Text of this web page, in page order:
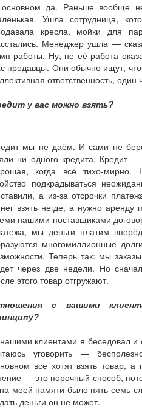
да. Раньше вообще
Ушла сотрудница,
кресла, мойки для
Менеджер ушла —
работы. Ну, не её работа
продавцы. Они обычно ищут,
ответственность,
у вас можно взять?
мы не даём. И сами не
ни одного кредита. Кредит
когда всё тихо-мирно.
подкрадываться
а из-за отсрочки
взять негде, а нужно аренду
нашими поставщиками
мы деньги платим
многомиллионные
Теперь так: мы
через две недели. Но
этого товар отгружают.
с вашими
клиентами я беседовал и
уговорить —
все хотят взять товар,
— это порочный способ,
моей памяти было пять-семь
деньги он не может.